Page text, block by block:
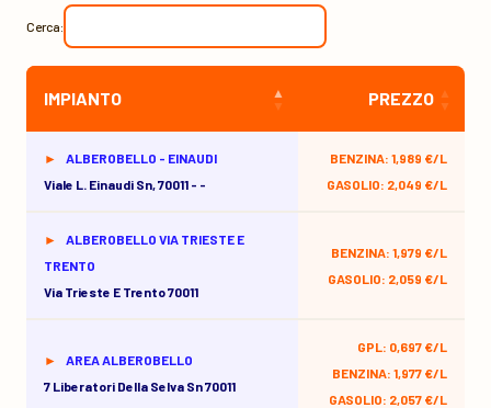
Cerca:
IMPIANTO PREZZO
ALBEROBELLO - EINAUDI
Viale L. Einaudi Sn, 70011 - -
BENZINA: 1,989 €/L
GASOLIO: 2,049 €/L
ALBEROBELLO VIA TRIESTE E
TRENTO
Via Trieste E Trento 70011
BENZINA: 1,979 €/L
GASOLIO: 2,059 €/L
AREA ALBEROBELLO
7 Liberatori Della Selva Sn 70011
GPL: 0,697 €/L
BENZINA: 1,977 €/L
GASOLIO: 2,057 €/L